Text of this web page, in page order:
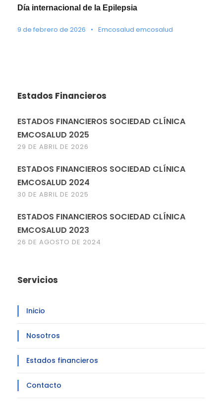
Día internacional de la Epilepsia
9 de febrero de 2026 • Emcosalud emcosalud
Estados Financieros
ESTADOS FINANCIEROS SOCIEDAD CLÍNICA
EMCOSALUD 2025
29 DE ABRIL DE 2026
ESTADOS FINANCIEROS SOCIEDAD CLÍNICA
EMCOSALUD 2024
30 DE ABRIL DE 2025
ESTADOS FINANCIEROS SOCIEDAD CLÍNICA
EMCOSALUD 2023
26 DE AGOSTO DE 2024
Servicios
Inicio
Nosotros
Estados financieros
Contacto